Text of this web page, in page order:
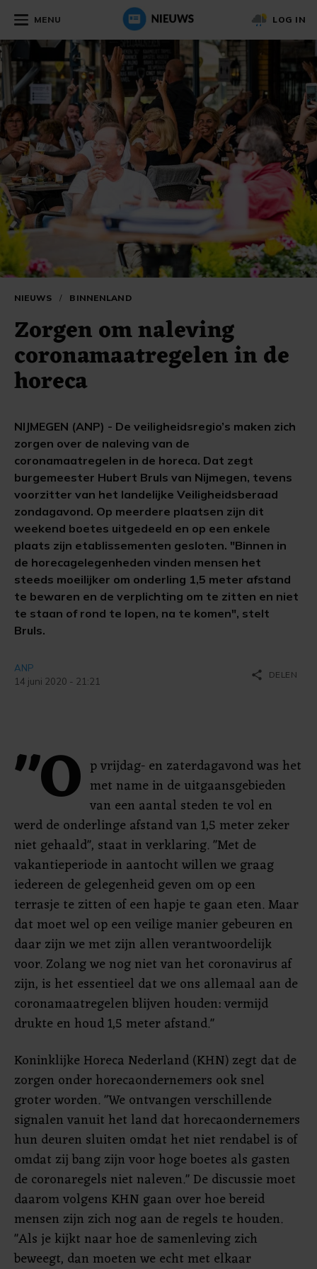
MENU LOG IN
NIEUWS / BINNENLAND
Zorgen om naleving
coronamaatregelen in de
horeca
NIJMEGEN (ANP) - De veiligheidsregio’s maken zich
zorgen over de naleving van de
coronamaatregelen in de horeca. Dat zegt
burgemeester Hubert Bruls van Nijmegen, tevens
voorzitter van het landelijke Veiligheidsberaad
zondagavond. Op meerdere plaatsen zijn dit
weekend boetes uitgedeeld en op een enkele
plaats zijn etablissementen gesloten. "Binnen in
de horecagelegenheden vinden mensen het
steeds moeilijker om onderling 1,5 meter afstand
te bewaren en de verplichting om te zitten en niet
te staan of rond te lopen, na te komen", stelt
Bruls.
ANP
14 juni 2020 - 21:21
share DELEN
"O p vrijdag- en zaterdagavond was het
met name in de uitgaansgebieden
van een aantal steden te vol en
werd de onderlinge afstand van 1,5 meter zeker
niet gehaald", staat in verklaring. "Met de
vakantieperiode in aantocht willen we graag
iedereen de gelegenheid geven om op een
terrasje te zitten of een hapje te gaan eten. Maar
dat moet wel op een veilige manier gebeuren en
daar zijn we met zijn allen verantwoordelijk
voor. Zolang we nog niet van het coronavirus af
zijn, is het essentieel dat we ons allemaal aan de
coronamaatregelen blijven houden: vermijd
drukte en houd 1,5 meter afstand."
Koninklijke Horeca Nederland (KHN) zegt dat de
zorgen onder horecaondernemers ook snel
groter worden. "We ontvangen verschillende
signalen vanuit het land dat horecaondernemers
hun deuren sluiten omdat het niet rendabel is of
omdat zij bang zijn voor hoge boetes als gasten
de coronaregels niet naleven." De discussie moet
daarom volgens KHN gaan over hoe bereid
mensen zijn zich nog aan de regels te houden.
"Als je kijkt naar hoe de samenleving zich
beweegt, dan moeten we echt met elkaar